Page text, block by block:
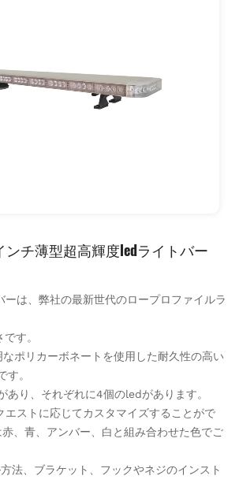
ンチ薄型超高輝度ledライトバー
は、弊社の最新世代のロープロファイルラ
す。
ポリカーボネートを使用した耐久性の高い
。
り、それぞれに4個のledがあります。
ストに応じてカスタマイズすることがで
、青、アンバー、白と組み合わせた色でご
法、ブラケット、フックやネジのインスト